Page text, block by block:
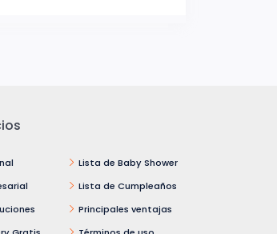
Lista de Baby Shower
Lista de Cumpleaños
Principales ventajas